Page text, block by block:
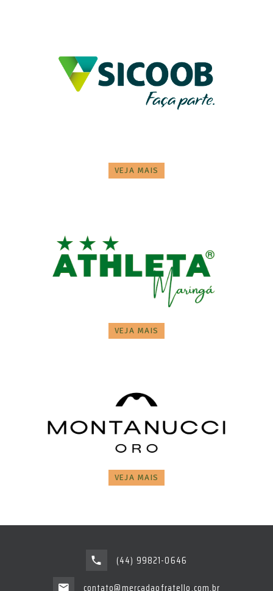
VEJA MAIS
VEJA MAIS
VEJA MAIS
(44) 99821-0646
contato@mercadaofratello.com.br